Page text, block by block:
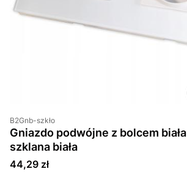
B2Gnb-szkło
Gniazdo podwójne z bolcem biała i ramka
szklana biała
Cena
44,29 zł